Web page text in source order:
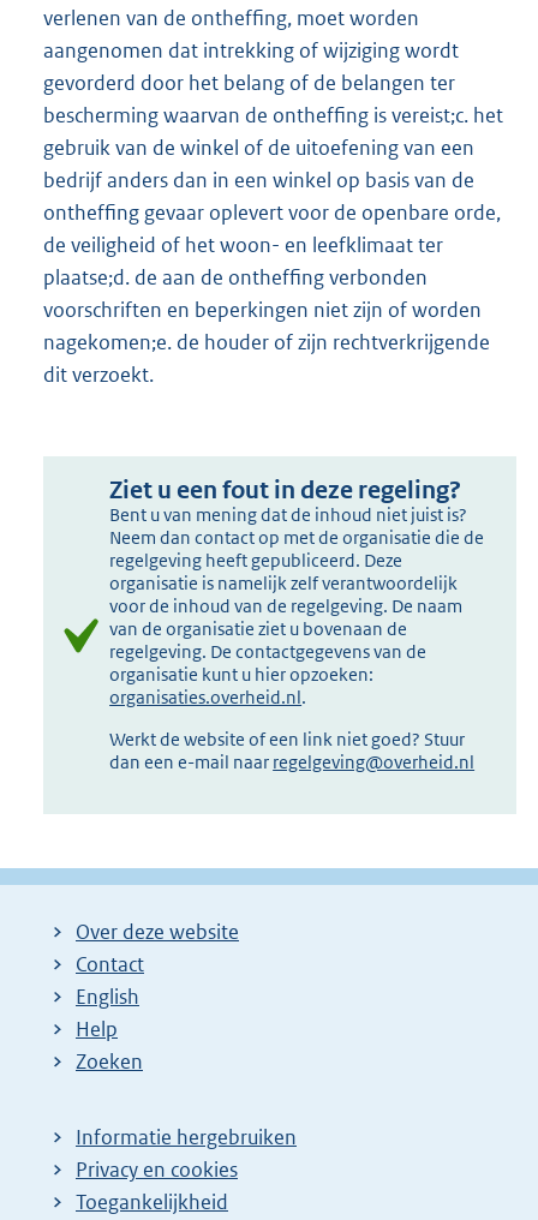
verlenen van de ontheffing, moet worden
aangenomen dat intrekking of wijziging wordt
gevorderd door het belang of de belangen ter
bescherming waarvan de ontheffing is vereist;c. het
gebruik van de winkel of de uitoefening van een
bedrijf anders dan in een winkel op basis van de
ontheffing gevaar oplevert voor de openbare orde,
de veiligheid of het woon- en leefklimaat ter
plaatse;d. de aan de ontheffing verbonden
voorschriften en beperkingen niet zijn of worden
nagekomen;e. de houder of zijn rechtverkrijgende
dit verzoekt.
Ziet u een fout in deze regeling?
Bent u van mening dat de inhoud niet juist is?
Neem dan contact op met de organisatie die de
regelgeving heeft gepubliceerd. Deze
organisatie is namelijk zelf verantwoordelijk
voor de inhoud van de regelgeving. De naam
van de organisatie ziet u bovenaan de
regelgeving. De contactgegevens van de
organisatie kunt u hier opzoeken:
organisaties.overheid.nl.
Werkt de website of een link niet goed? Stuur
dan een e-mail naar regelgeving@overheid.nl
Over deze website
Contact
English
Help
Zoeken
Informatie hergebruiken
Privacy en cookies
Toegankelijkheid